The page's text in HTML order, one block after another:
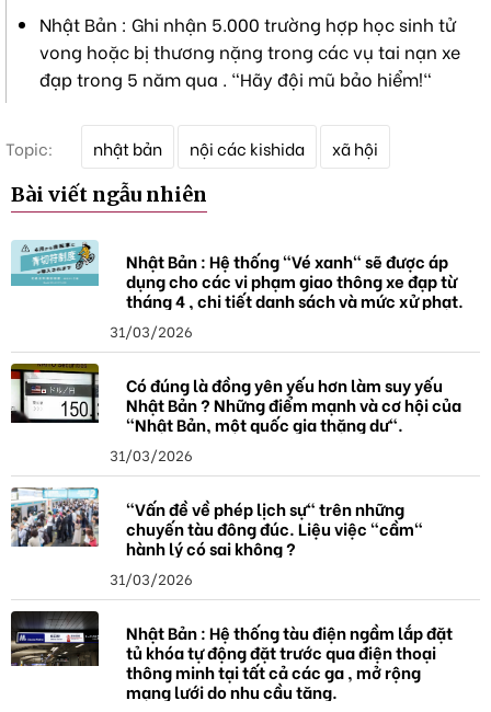
Nhật Bản : Ghi nhận 5.000 trường hợp học sinh tử
vong hoặc bị thương nặng trong các vụ tai nạn xe
đạp trong 5 năm qua . "Hãy đội mũ bảo hiểm!"
Topic:
k
h
a
nhật bản nội các kishida xã hội
Bài viết ngẫu nhiên
Nhật Bản : Hệ thống "Vé xanh" sẽ được áp
dụng cho các vi phạm giao thông xe đạp từ
tháng 4 , chi tiết danh sách và mức xử phạt.
31/03/2026
Có đúng là đồng yên yếu hơn làm suy yếu
Nhật Bản ? Những điểm mạnh và cơ hội của
"Nhật Bản, một quốc gia thặng dư".
31/03/2026
"Vấn đề về phép lịch sự" trên những
chuyến tàu đông đúc. Liệu việc "cầm"
hành lý có sai không ?
31/03/2026
Nhật Bản : Hệ thống tàu điện ngầm lắp đặt
tủ khóa tự động đặt trước qua điện thoại
thông minh tại tất cả các ga , mở rộng
mạng lưới do nhu cầu tăng.